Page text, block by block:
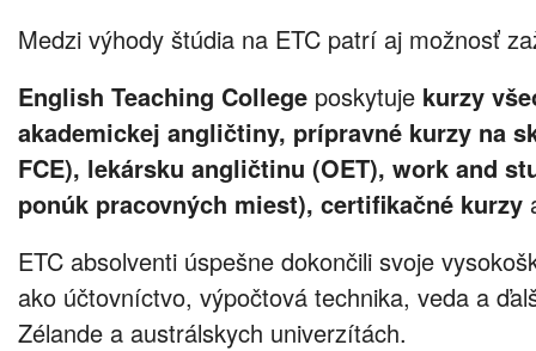
Medzi výhody štúdia na ETC patrí aj možnosť
English Teaching College poskytuje kurzy
akademickej angličtiny, prípravné kurzy na
FCE), lekársku angličtinu (OET), work and
ponúk pracovných miest), certifikačné kurzy
ETC absolventi úspešne dokončili svoje
ako účtovníctvo, výpočtová technika, veda a
Zélande a austrálskych univerzítách.